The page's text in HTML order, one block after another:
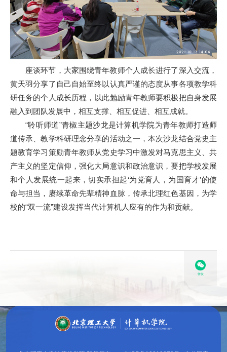
座谈环节，大家围绕青年教师个人成长进行了深入交流，
黄天羽分享了自己自始至终以认真严谨的态度从事各项教学科
研任务的个人成长历程，以此勉励青年教师要积极把自身发展
融入到团队发展中，相互支撑、相互促进、相互成就。
“聆听师道”青椒主题沙龙是计算机学院为青年教师打造师
道传承、教学科研理念分享的活动之一，本次沙龙结合党史主
题教育学习策励青年教师从党史学习中激发对马克思主义、共
产主义的坚定信仰，强化大局意识和政治意识，要把学校发展
和个人发展统一起来，切实承担起‘为党育人，为国育才’的使
命与担当，赓续革命先辈精神血脉，传承北理红色基因，为学
校的“双一流”建设发挥当代计算机人应有的作为和贡献。
转发